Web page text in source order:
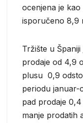
ocenjena je
isporučeno 8,9
Tržište u
prodaje od 4,9
plusu 0,9
periodu januar-
pad prodaje
manje prodatih